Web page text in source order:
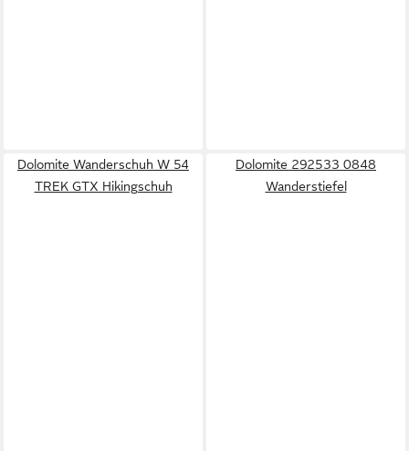
Dolomite Wanderschuh W 54
TREK GTX Hikingschuh
Dolomite 292533 0848
Wanderstiefel